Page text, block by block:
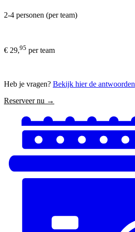
2-4 personen (per team)
€ 29,95 per team
Heb je vragen? Bekijk hier de antwoorden
Reserveer nu →